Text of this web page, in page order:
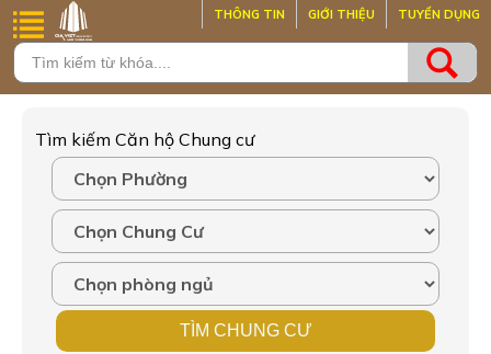
THÔNG TIN GIỚI THIỆU TUYỂN DỤNG
Tìm kiếm Căn hộ Chung cư